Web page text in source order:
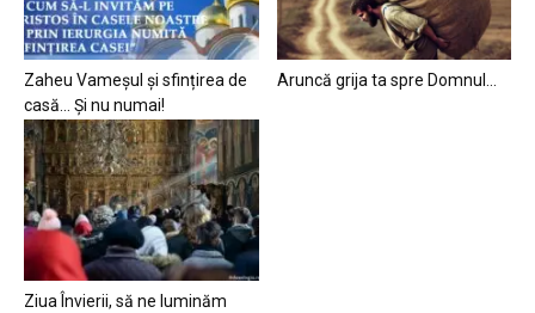
Zaheu Vameșul și sfințirea de
casă… Și nu numai!
Aruncă grija ta spre Domnul…
Ziua Învierii, să ne luminăm